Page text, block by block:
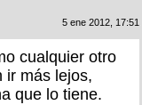
5 ene 2012, 17:51
cualquier otro
ir más lejos,
que lo tiene.